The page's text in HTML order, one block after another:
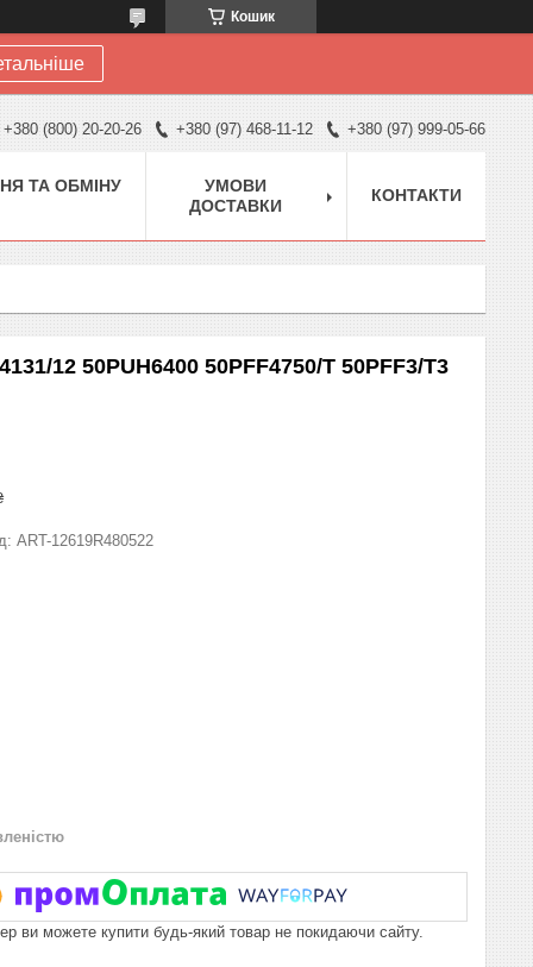
Кошик
+380 (800) 20-20-26 +380 (97) 468-11-12 +380 (97) 999-05-66
ТА ОБМІНУ
УМОВИ
ДОСТАВКИ
КОНТАКТИ
12 50PUH6400 50PFF4750/T 50PFF3/T3
ART-12619R480522
ви можете купити будь-який товар не покидаючи сайту.